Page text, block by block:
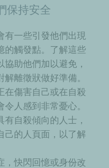
保持安全
有一些引發他們出現
的觸發點。了解這些
助他們加以避免，
離徵狀做好準備。
在傷害自己或在自殺
人感到非常憂心。
有自殺傾向的人士 ，
己的人 頁面，以了解
，快閃回憶或身份改